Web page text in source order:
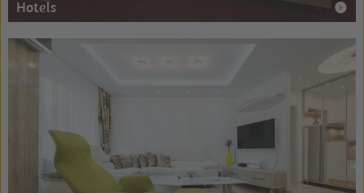
Hotels